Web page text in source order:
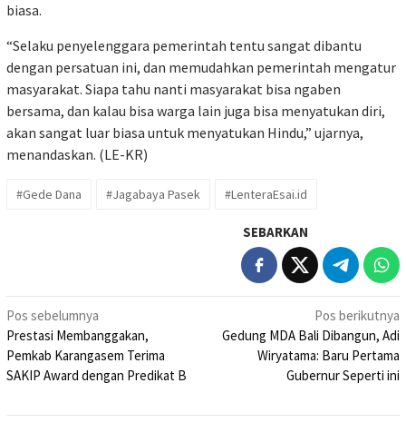
biasa.
“Selaku penyelenggara pemerintah tentu sangat dibantu
dengan persatuan ini, dan memudahkan pemerintah mengatur
masyarakat. Siapa tahu nanti masyarakat bisa ngaben
bersama, dan kalau bisa warga lain juga bisa menyatukan diri,
akan sangat luar biasa untuk menyatukan Hindu,” ujarnya,
menandaskan. (LE-KR)
#Gede Dana #Jagabaya Pasek #LenteraEsai.id
SEBARKAN
Navigasi
pos
Pos sebelumnya
Prestasi Membanggakan,
Pemkab Karangasem Terima
SAKIP Award dengan Predikat B
Pos berikutnya
Gedung MDA Bali Dibangun, Adi
Wiryatama: Baru Pertama
Gubernur Seperti ini